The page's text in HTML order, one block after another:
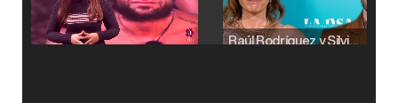
Raúl Rodríguez y Silvia Taulés nos cuentan su papel en 'La familia de la tele'